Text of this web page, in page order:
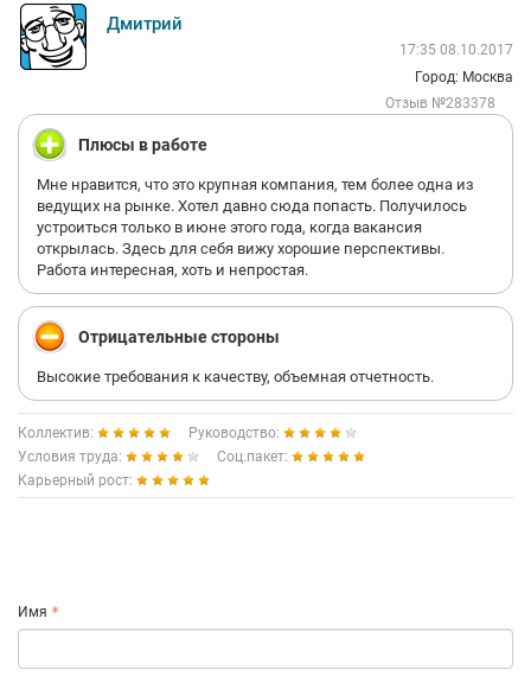
Дмитрий
17:35 08.10.2017
Город: Москва
Отзыв №283378
Плюсы в работе
Мне нравится, что это крупная компания, тем более одна из
ведущих на рынке. Хотел давно сюда попасть. Получилось
устроиться только в июне этого года, когда вакансия
открылась. Здесь для себя вижу хорошие перспективы.
Работа интересная, хоть и непростая.
Отрицательные стороны
Высокие требования к качеству, объемная отчетность.
Коллектив:
Руководство:
Условия труда:
Соц.пакет:
Карьерный рост:
Имя